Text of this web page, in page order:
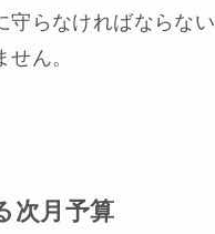
守らなければならない
ん。
次月予算